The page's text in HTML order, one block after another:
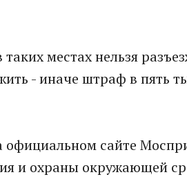
местах нельзя
- иначе штраф в пять
сайте
и охраны окружающей